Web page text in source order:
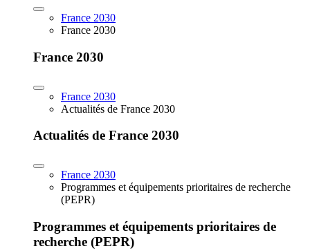
France 2030
France 2030
France 2030
France 2030
Actualités de France 2030
Actualités de France 2030
France 2030
Programmes et équipements prioritaires de recherche
(PEPR)
Programmes et équipements prioritaires de
recherche (PEPR)